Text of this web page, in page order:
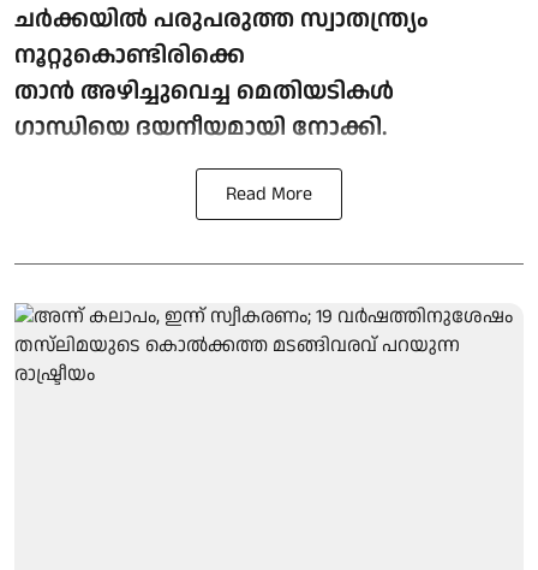
ചര്‍ക്കയില്‍ പരുപരുത്ത സ്വാതന്ത്ര്യം
നൂറ്റുകൊണ്ടിരിക്കെ
താന്‍ അഴിച്ചുവെച്ച മെതിയടികള്‍
ഗാന്ധിയെ ദയനീയമായി നോക്കി.
Read More